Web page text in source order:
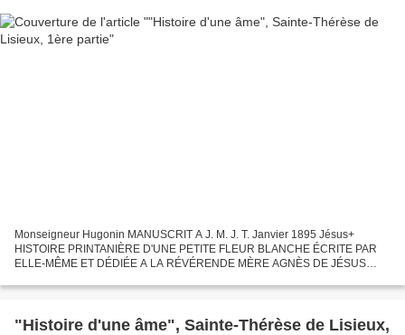
Monseigneur Hugonin MANUSCRIT A J. M. J. T. Janvier 1895 Jésus+
HISTOIRE PRINTANIÈRE D'UNE PETITE FLEUR BLANCHE ÉCRITE PAR
ELLE-MÊME ET DÉDIÉE A LA RÉVÉRENDE MÈRE AGNÈS DE JÉSUS
viens...
"Histoire d'une âme", Sainte-Thérèse de Lisieux,